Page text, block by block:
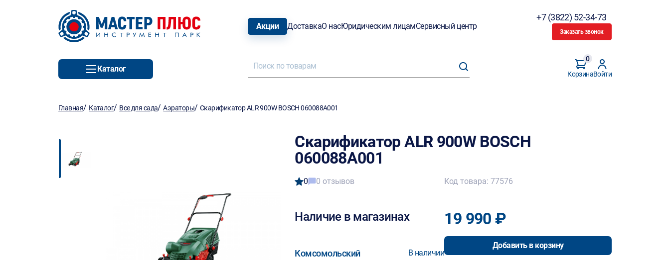
Акции ДоставкаО насЮридическим лицамСервисный центр
+7 (3822) 52-34-73
Заказать звонок
Каталог
Корзина
0
Войти
Главная/ Каталог/ Все для сада/Аэраторы/ Скарификатор ALR 900W BOSCH 060088A001
Скарификатор ALR 900W BOSCH
060088A001
0 0 отзывов
Наличие в магазинах
Комсомольский В наличии
Код товара: 77576
19 990 ₽
Добавить в корзину